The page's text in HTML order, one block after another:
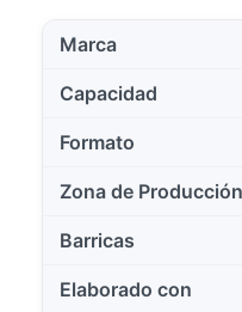
Marca
Capacidad
Formato
Zona de Producción
Barricas
Elaborado con